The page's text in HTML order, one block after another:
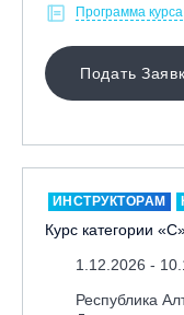
МЕСТО
Байкальск, ГЛЦ
Вологодская
Грузия, ГК
Дистанционно
Екатеринбург,
Ижевск, КАО
Программа курса
Подать
ИНСТРУКТОРАМ
Курс категории
1.12.2026 -
Республика